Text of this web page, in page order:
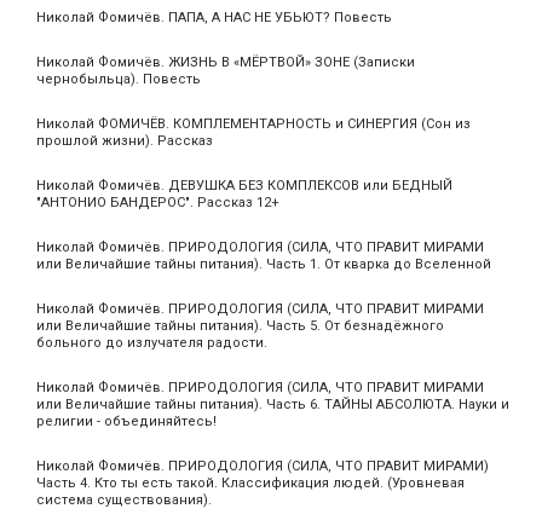
Николай Фомичёв. ПАПА, А НАС НЕ УБЬЮТ? Повесть
Николай Фомичёв. ЖИЗНЬ В «МЁРТВОЙ» ЗОНЕ (Записки
чернобыльца). Повесть
Николай ФОМИЧЁВ. КОМПЛЕМЕНТАРНОСТЬ и СИНЕРГИЯ (Сон из
прошлой жизни). Рассказ
Николай Фомичёв. ДЕВУШКА БЕЗ КОМПЛЕКСОВ или БЕДНЫЙ
"АНТОНИО БАНДЕРОС". Рассказ 12+
Николай Фомичёв. ПРИРОДОЛОГИЯ (СИЛА, ЧТО ПРАВИТ МИРАМИ
или Величайшие тайны питания). Часть 1. От кварка до Вселенной
Николай Фомичёв. ПРИРОДОЛОГИЯ (СИЛА, ЧТО ПРАВИТ МИРАМИ
или Величайшие тайны питания). Часть 5. От безнадёжного
больного до излучателя радости.
Николай Фомичёв. ПРИРОДОЛОГИЯ (СИЛА, ЧТО ПРАВИТ МИРАМИ
или Величайшие тайны питания). Часть 6. ТАЙНЫ АБСОЛЮТА. Науки и
религии - объединяйтесь!
Николай Фомичёв. ПРИРОДОЛОГИЯ (СИЛА, ЧТО ПРАВИТ МИРАМИ)
Часть 4. Кто ты есть такой. Классификация людей. (Уровневая
система существования).